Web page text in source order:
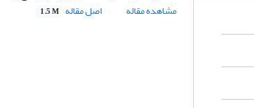
مشاهده مقاله
اصل مقاله 1.5 M